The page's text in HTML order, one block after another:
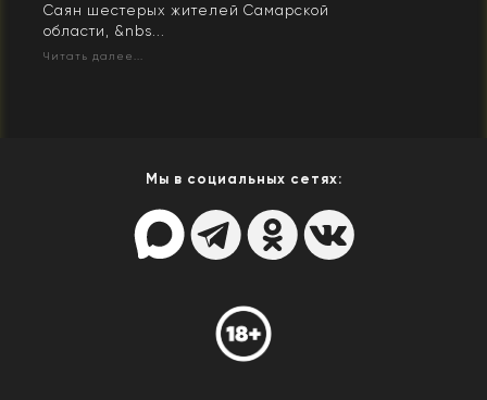
Саян шестерых жителей Самарской
области, &nbs...
Читать далее...
Мы в социальных сетях: